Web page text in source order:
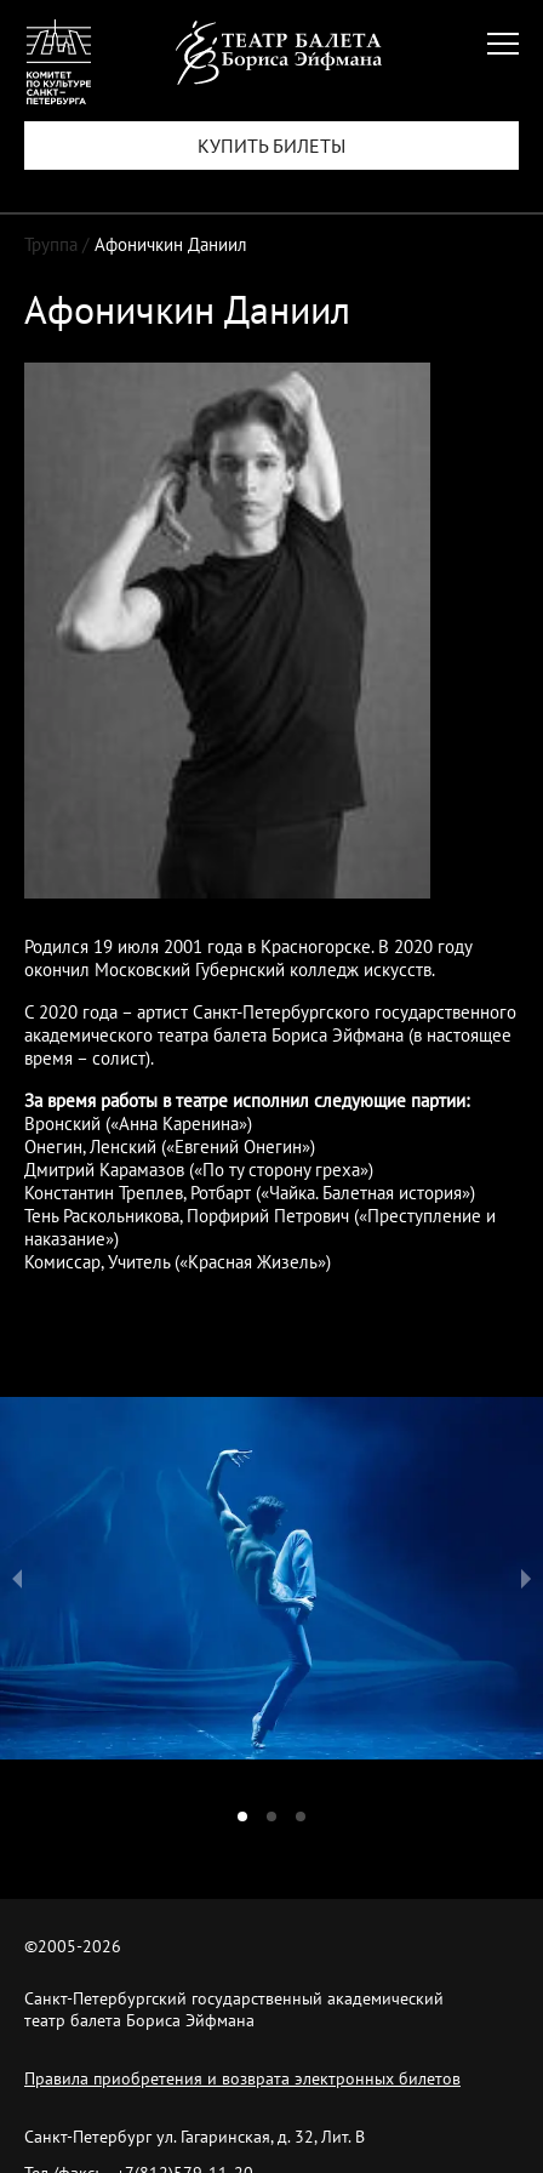
КУПИТЬ БИЛЕТЫ
Труппа / Афоничкин Даниил
Афоничкин Даниил
Родился 19 июля 2001 года в Красногорске. В 2020 году
окончил Московский Губернский колледж искусств.
С 2020 года – артист Санкт-Петербургского государственного
академического театра балета Бориса Эйфмана (в настоящее
время – солист).
За время работы в театре исполнил следующие партии:
Вронский («Анна Каренина»)
Онегин, Ленский («Евгений Онегин»)
Дмитрий Карамазов («По ту сторону греха»)
Константин Треплев, Ротбарт («Чайка. Балетная история»)
Тень Раскольникова, Порфирий Петрович («Преступление и
наказание»)
Комиссар, Учитель («Красная Жизель»)
©2005-2026
Санкт-Петербургский государственный академический
театр балета Бориса Эйфмана
Правила приобретения и возврата электронных билетов
Санкт-Петербург ул. Гагаринская, д. 32, Лит. B